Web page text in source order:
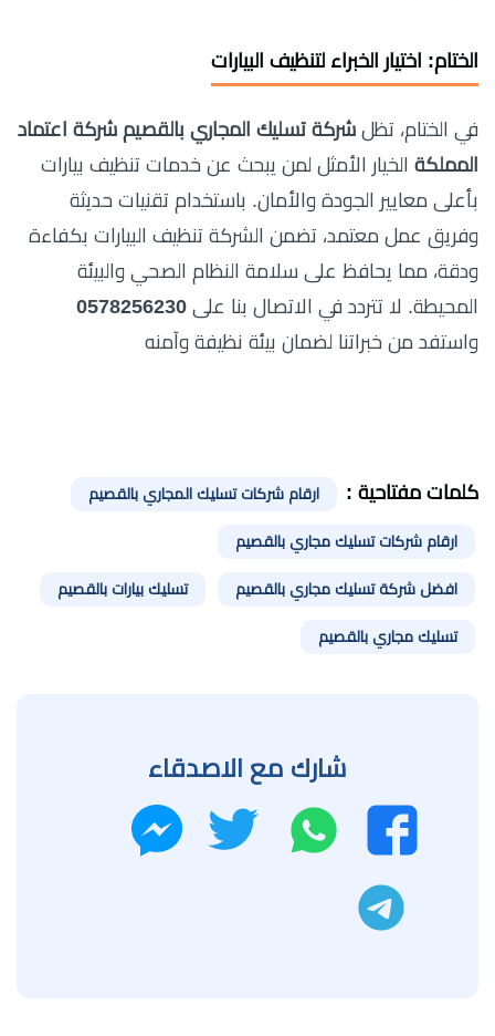
الختام: اختيار الخبراء لتنظيف البيارات
في الختام، تظل شركة تسليك المجاري بالقصيم شركة اعتماد
المملكة الخيار الأمثل لمن يبحث عن خدمات تنظيف بيارات
بأعلى معايير الجودة والأمان. باستخدام تقنيات حديثة
وفريق عمل معتمد، تضمن الشركة تنظيف البيارات بكفاءة
ودقة، مما يحافظ على سلامة النظام الصحي والبيئة
المحيطة. لا تتردد في الاتصال بنا على 0578256230
واستفد من خبراتنا لضمان بيئة نظيفة وآمنه
كلمات مفتاحية : ارقام شركات تسليك المجاري بالقصيم
ارقام شركات تسليك مجاري بالقصيم
افضل شركة تسليك مجاري بالقصيم تسليك بيارات بالقصيم
تسليك مجاري بالقصيم
شارك مع الاصدقاء
فيسبوك
واتساب تويتر